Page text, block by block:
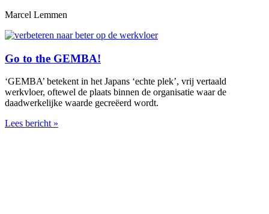
Marcel Lemmen
Go to the GEMBA!
‘GEMBA’ betekent in het Japans ‘echte plek’, vrij vertaald
werkvloer, oftewel de plaats binnen de organisatie waar de
daadwerkelijke waarde gecreëerd wordt.
Lees bericht »